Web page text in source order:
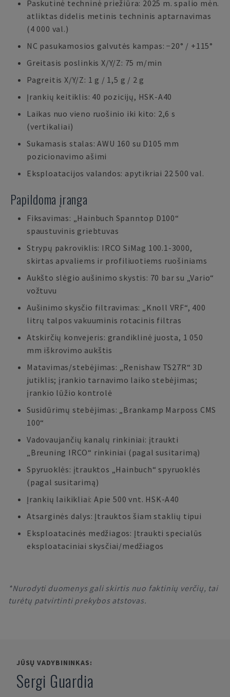
Paskutinė techninė priežiūra: 2025 m. spalio mėn.
atliktas didelis metinis techninis aptarnavimas
(4 000 val.)
NC pasukamosios galvutės kampas: −20° / +115°
Greitasis poslinkis X/Y/Z: 75 m/min
Pagreitis X/Y/Z: 1 g / 1,5 g / 2 g
Įrankių keitiklis: 40 pozicijų, HSK-A40
Laikas nuo vieno ruošinio iki kito: 2,6 s
(vertikaliai)
Sukamasis stalas: AWU 160 su D105 mm
pozicionavimo ašimi
Eksploatacijos valandos: apytikriai 22 500 val.
Papildoma įranga
Fiksavimas: „Hainbuch Spanntop D100“
spaustuvinis griebtuvas
Strypų pakroviklis: IRCO SiMag 100.1-3000,
skirtas apvaliems ir profiliuotiems ruošiniams
Aukšto slėgio aušinimo skystis: 70 bar su „Vario“
vožtuvu
Aušinimo skysčio filtravimas: „Knoll VRF“, 400
litrų talpos vakuuminis rotacinis filtras
Atskirčių konvejeris: grandiklinė juosta, 1 050
mm iškrovimo aukštis
Matavimas/stebėjimas: „Renishaw TS27R“ 3D
jutiklis; įrankio tarnavimo laiko stebėjimas;
įrankio lūžio kontrolė
Susidūrimų stebėjimas: „Brankamp Marposs CMS
100“
Vadovaujančių kanalų rinkiniai: įtraukti
„Breuning IRCO“ rinkiniai (pagal susitarimą)
Spyruoklės: įtrauktos „Hainbuch“ spyruoklės
(pagal susitarimą)
Įrankių laikikliai: Apie 500 vnt. HSK-A40
Atsarginės dalys: Įtrauktos šiam staklių tipui
Eksploatacinės medžiagos: Įtraukti specialūs
eksploataciniai skysčiai/medžiagos
*Nurodyti duomenys gali skirtis nuo faktinių verčių, tai
turėtų patvirtinti prekybos atstovas.
JŪSŲ VADYBININKAS:
Sergi Guardia